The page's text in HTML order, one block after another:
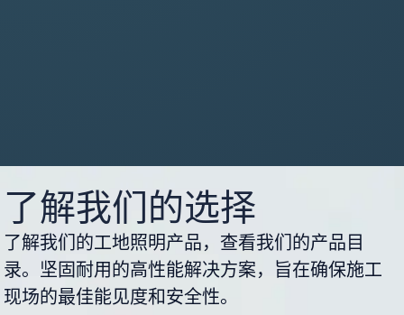
了解我们的选择
了解我们的工地照明产品，查看我们的产品目
录。坚固耐用的高性能解决方案，旨在确保施工
现场的最佳能见度和安全性。